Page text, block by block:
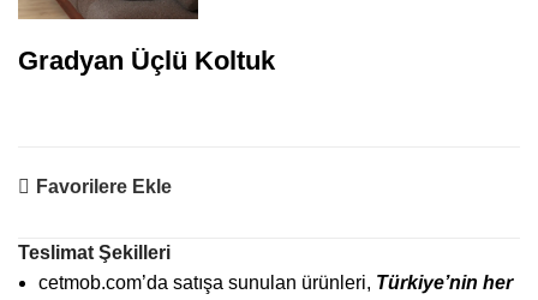
Gradyan Üçlü Koltuk
Favorilere Ekle
Teslimat Şekilleri
cetmob.com’da satışa sunulan ürünleri, Türkiye’nin her